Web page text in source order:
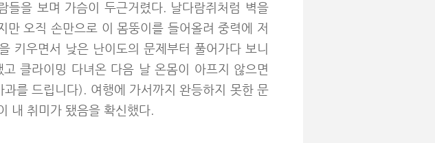
을 보며 가슴이 두근거렸다. 날다람쥐처럼 벽을
오직 손만으로 이 몸뚱이를 들어올려 중력에 저
키우면서 낮은 난이도의 문제부터 풀어가다 보니
클라이밍 다녀온 다음 날 온몸이 아프지 않으면
를 드립니다). 여행에 가서까지 완등하지 못한 문
내 취미가 됐음을 확신했다.